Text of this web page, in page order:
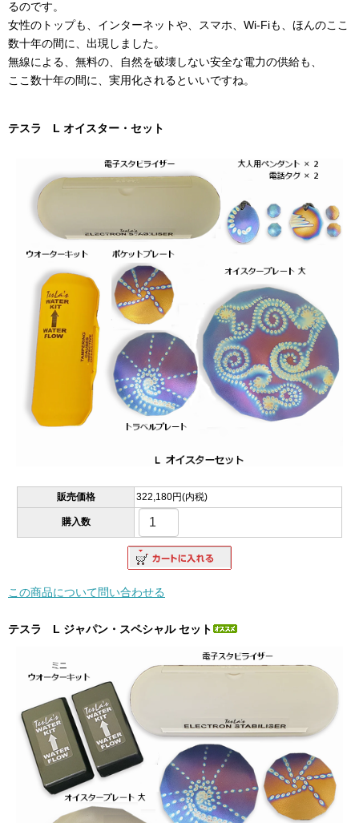
るのです。
女性のトップも、インターネットや、スマホ、Wi-Fiも、ほんのここ
数十年の間に、出現しました。
無線による、無料の、自然を破壊しない安全な電力の供給も、
ここ数十年の間に、実用化されるといいですね。
テスラ L オイスター・セット
販売価格 322,180円(内税)
購入数
この商品について問い合わせる
テスラ L ジャパン・スペシャル セット